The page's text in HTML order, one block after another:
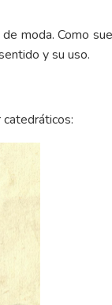
moda. Como
y su uso.